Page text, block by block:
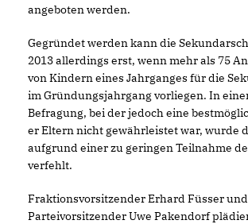
angeboten werden.
Gegründet werden kann die
2013 allerdings erst, wenn mehr als 75
von Kindern eines Jahrganges für die
im Gründungsjahrgang vorliegen. In
Befragung, bei der jedoch eine
er Eltern nicht gewährleistet war, wurde
aufgrund einer zu geringen Teilnahme
verfehlt.
Fraktionsvorsitzender Erhard Füsser und
Parteivorsitzender Uwe Pakendorf